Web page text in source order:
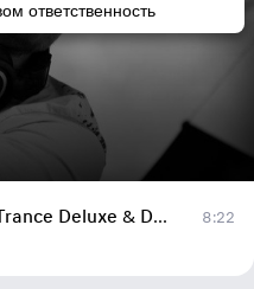
ответственность
Last Rays Of Sun 2015 (Trance Deluxe & Dance Part 2015) Vol.20
8:22